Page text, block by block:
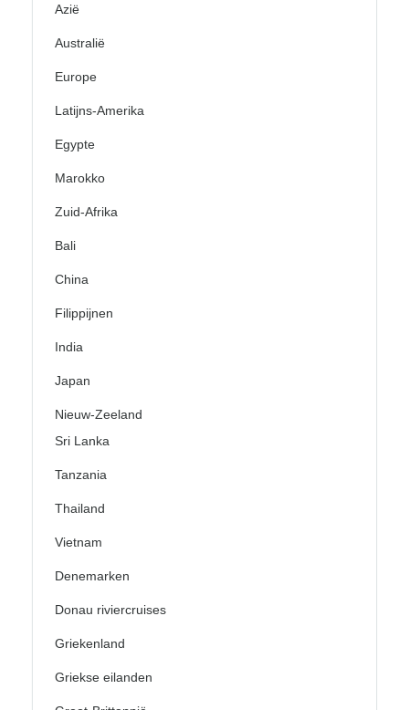
Azië
Australië
Europe
Latijns-Amerika
Egypte
Marokko
Zuid-Afrika
Bali
China
Filippijnen
India
Japan
Nieuw-Zeeland
Sri Lanka
Tanzania
Thailand
Vietnam
Denemarken
Donau riviercruises
Griekenland
Griekse eilanden